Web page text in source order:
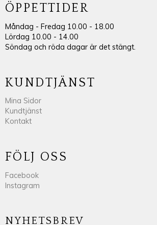
ÖPPETTIDER
Måndag - Fredag 10.00 - 18.00
Lördag 10.00 - 14.00
Söndag och röda dagar är det stängt.
KUNDTJÄNST
Mina Sidor
Kundtjänst
Kontakt
FÖLJ OSS
Facebook
Instagram
NYHETSBREV